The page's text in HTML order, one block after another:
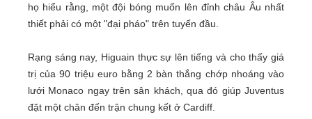
họ hiểu rằng, một đội bóng muốn lên đỉnh châu Âu nhất
thiết phải có một "đại pháo" trên tuyến đầu.
Rạng sáng nay, Higuain thực sự lên tiếng và cho thấy giá
trị của 90 triệu euro bằng 2 bàn thắng chớp nhoáng vào
lưới Monaco ngay trên sân khách, qua đó giúp Juventus
đặt một chân đến trận chung kết ở Cardiff.